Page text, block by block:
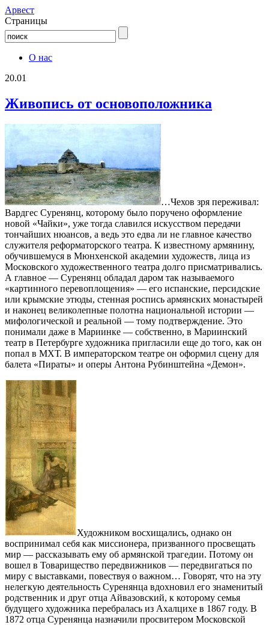
Aрвест
Страницы
О нас
20.01
Живопись от основоположника
…Чехов зря переживал:
Вардгес Суренянц, которому было поручено оформление
новой «Чайки», уже тогда славился искусством передачи
тончайших нюансов, а ведь это едва ли не главное качество
служителя реформаторского театра. К известному армянину,
обучившемуся в Мюнхенской академии художеств, лица из
Московского художественного театра долго присматривались.
А главное — Суренянц обладал даром так называемого
«картинного перевоплощения» — его испанские, персидские
или крымские этюды, стенная роспись армянских монастырей
и наконец великолепные полотна национальной истории —
мифологической и реальной — тому подтверждение. Это
понимали даже в Мариинке — собственно, в Мариинский
театр в Петербурге художника пригласили еще до того, как он
попал в МХТ. В императорском театре он оформил сцену для
балета «Пираты» и оперы Антона Рубинштейна «Демон».
Художником восхищались, однако он
воспринимал себя как миссионера, призванного просвещать
мир — рассказывать ему об армянской трагедии. Потому он
вошел в Товарищество передвижников — передвигаться по
миру с выставками, повествуя о важном… Говорят, что на эту
нелегкую деятельность Суренянца вдохновил его знаменитый
родственник и друг отца Айвазовский, к которому семья
будущего художника перебралась из Ахалцихе в 1867 году. В
1872 отца Суренянца назначили просвитером Московской